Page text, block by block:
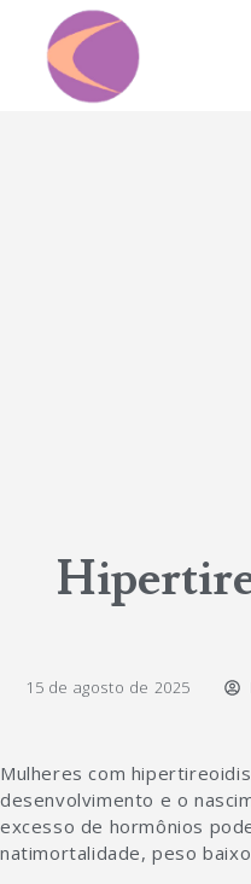
15 de agosto de 2025
Mulheres com
desenvolvimento e o
excesso de hormônios
natimortalidade, peso